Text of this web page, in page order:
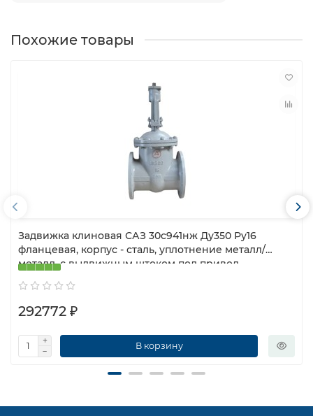
Похожие товары
Задвижка клиновая САЗ 30с941нж Ду350 Ру16
фланцевая, корпус - сталь, уплотнение металл/
металл, с выдвижным штоком под привод
292772 ₽
В корзину